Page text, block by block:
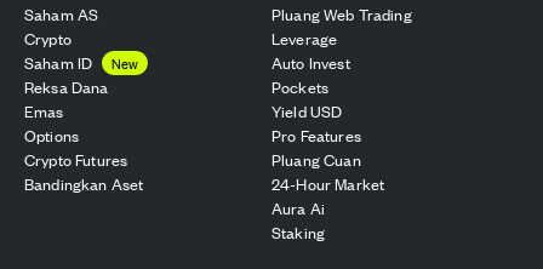
Saham AS
Crypto
Saham ID
New
Reksa Dana
Emas
Options
Crypto Futures
Bandingkan Aset
Pluang Web Trading
Leverage
Auto Invest
Pockets
Yield USD
Pro Features
Pluang Cuan
24-Hour Market
Aura Ai
Staking